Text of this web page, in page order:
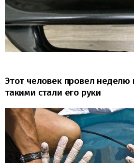
Этот человек провел неделю
такими стали его руки